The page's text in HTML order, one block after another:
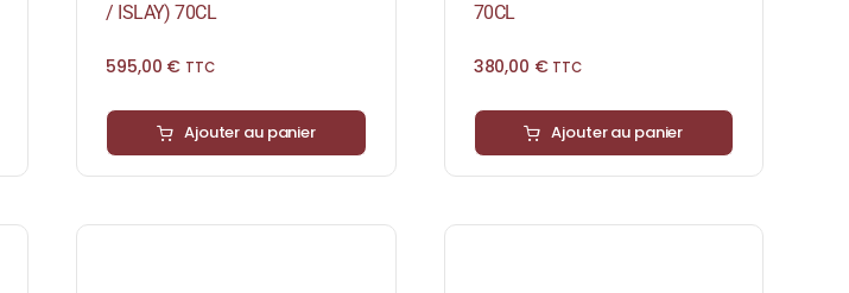
/ ISLAY) 70CL
595,00 € TTC
Ajouter au panier
70CL
380,00 € TTC
Ajouter au panier